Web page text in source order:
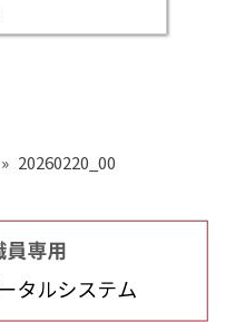
» 20260220_00